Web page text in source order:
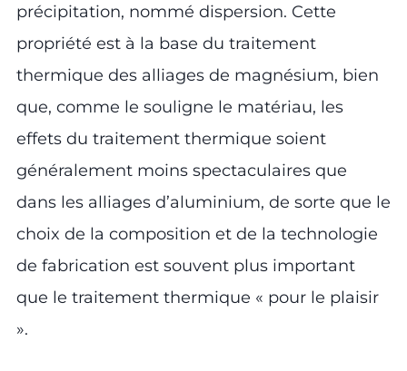
précipitation, nommé dispersion. Cette
propriété est à la base du traitement
thermique des alliages de magnésium, bien
que, comme le souligne le matériau, les
effets du traitement thermique soient
généralement moins spectaculaires que
dans les alliages d’aluminium, de sorte que le
choix de la composition et de la technologie
de fabrication est souvent plus important
que le traitement thermique « pour le plaisir
».